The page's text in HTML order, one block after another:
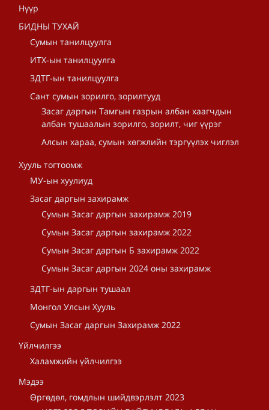
Нүүр
БИДНЫ ТУХАЙ
Сумын танилцуулга
ИТХ-ын танилцуулга
ЗДТГ-ын танилцуулга
Сант сумын зорилго, зорилтууд
Засаг даргын Тамгын газрын албан хаагчдын
албан тушаалын зорилго, зорилт, чиг үүрэг
Алсын хараа, сумын хөгжлийн тэргүүлэх чиглэл
Хууль тогтоомж
МУ-ын хуулиуд
Засаг даргын захирамж
Сумын Засаг даргын захирамж 2019
Сумын Засаг даргын захирамж 2022
Сумын Засаг даргын Б захирамж 2022
Сумын Засаг даргын 2024 оны захирамж
ЗДТГ-ын даргын тушаал
Монгол Улсын Хууль
Сумын Засаг даргын Захирамж 2022
Үйлчилгээ
Халамжийн үйлчилгээ
Мэдээ
Өргөдөл, гомдлын шийдвэрлэлт 2023